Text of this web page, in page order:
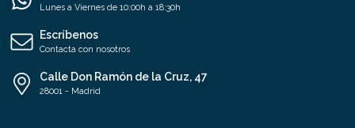
Lunes a Viernes de 10:00h a 18:30h
Escríbenos
Contacta con nosotros
Calle Don Ramón de la Cruz, 47
28001 - Madrid